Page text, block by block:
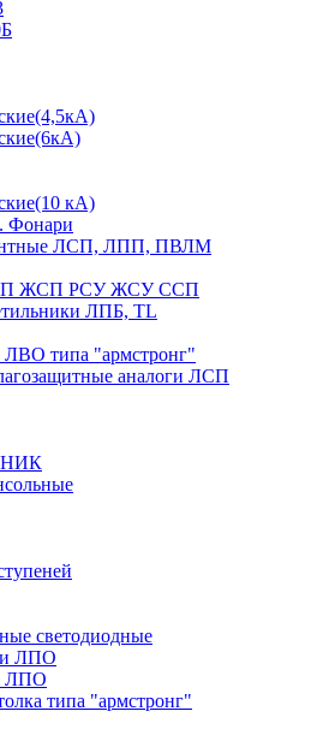
кА)
Фонари
ЛСП, ЛПП, ПВЛМ
ЖСП РСУ ЖСУ ССП
ЛПБ, TL
ЛВО типа "армстронг"
аналоги ЛСП
светодиодные
ЛПО
ЛПО
типа "армстронг"